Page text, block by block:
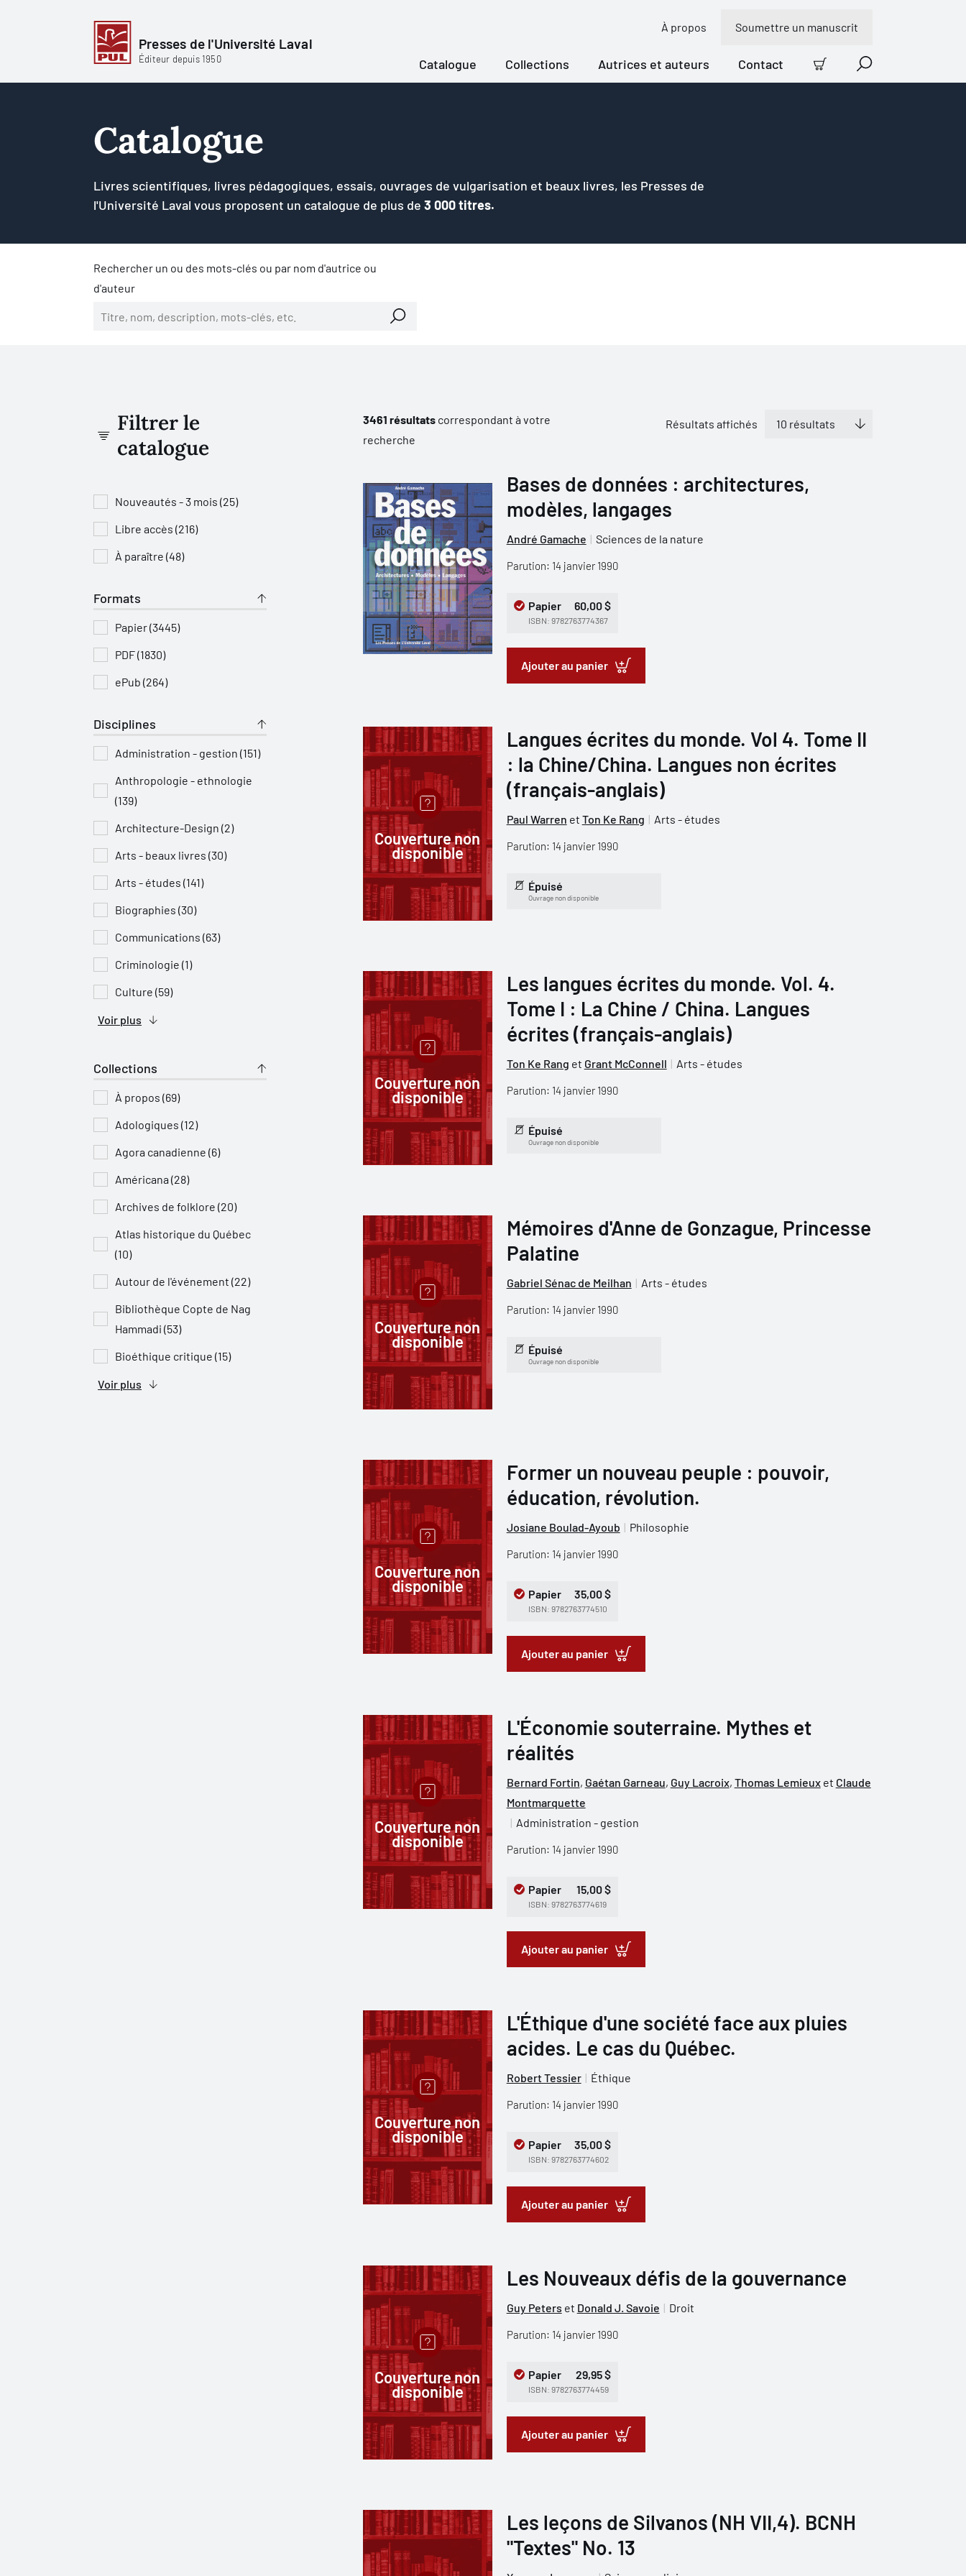
Presses de l'Université Laval
Éditeur depuis 1950
À propos Soumettre un manuscrit
Catalogue Collections Autrices et auteurs Contact
Panier Recherche
Catalogue
Livres scientifiques, livres pédagogiques, essais, ouvrages de vulgarisation et beaux livres, les Presses de
l'Université Laval vous proposent un catalogue de plus de 3 000 titres.
Rechercher un ou des mots-clés ou par nom d'autrice ou
d'auteur
Filtrer le
catalogue
Nouveautés - 3 mois (25)
Libre accès (216)
À paraître (48)
Formats
Papier (3445)
PDF (1830)
ePub (264)
Disciplines
Administration - gestion (151)
Anthropologie - ethnologie
(139)
Architecture-Design (2)
Arts - beaux livres (30)
Arts - études (141)
Biographies (30)
Communications (63)
Criminologie (1)
Culture (59)
Voir plus
Collections
À propos (69)
Adologiques (12)
Agora canadienne (6)
Américana (28)
Archives de folklore (20)
Atlas historique du Québec
(10)
Autour de l'événement (22)
Bibliothèque Copte de Nag
Hammadi (53)
Bioéthique critique (15)
Voir plus
3461 résultatscorrespondant à votre
recherche
Résultats affichés
Bases de données : architectures,
modèles, langages
André Gamache Sciences de la nature
Parution: 14 janvier 1990
Papier 60,00 $
ISBN: 9782763774367
Ajouter au panier
Couverture non
disponible
Langues écrites du monde. Vol 4. Tome II
: la Chine/China. Langues non écrites
(français-anglais)
Paul Warren et Ton Ke Rang Arts - études
Parution: 14 janvier 1990
Épuisé
Ouvrage non disponible
Couverture non
disponible
Les langues écrites du monde. Vol. 4.
Tome I : La Chine / China. Langues
écrites (français-anglais)
Ton Ke Rang et Grant McConnell Arts - études
Parution: 14 janvier 1990
Épuisé
Ouvrage non disponible
Couverture non
disponible
Mémoires d'Anne de Gonzague, Princesse
Palatine
Gabriel Sénac de Meilhan Arts - études
Parution: 14 janvier 1990
Épuisé
Ouvrage non disponible
Couverture non
disponible
Former un nouveau peuple : pouvoir,
éducation, révolution.
Josiane Boulad-Ayoub Philosophie
Parution: 14 janvier 1990
Papier 35,00 $
ISBN: 9782763774510
Ajouter au panier
Couverture non
disponible
L'Économie souterraine. Mythes et
réalités
Bernard Fortin, Gaétan Garneau, Guy Lacroix, Thomas Lemieuxet Claude
Montmarquette
Administration - gestion
Parution: 14 janvier 1990
Papier 15,00 $
ISBN: 9782763774619
Ajouter au panier
Couverture non
disponible
L'Éthique d'une société face aux pluies
acides. Le cas du Québec.
Robert Tessier Éthique
Parution: 14 janvier 1990
Papier 35,00 $
ISBN: 9782763774602
Ajouter au panier
Couverture non
disponible
Les Nouveaux défis de la gouvernance
Guy Peters et Donald J. Savoie Droit
Parution: 14 janvier 1990
Papier 29,95 $
ISBN: 9782763774459
Ajouter au panier
Les leçons de Silvanos (NH VII,4). BCNH
"Textes" No. 13